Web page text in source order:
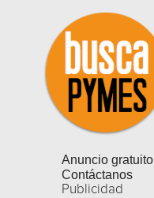
Anuncio gratuito
Contáctanos
Publicidad